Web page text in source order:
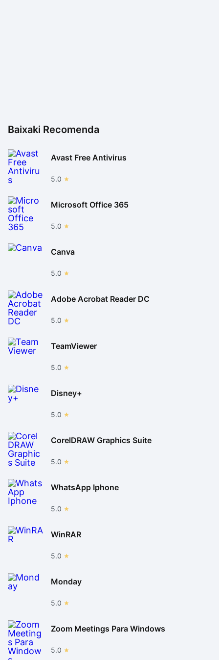
Baixaki Recomenda
Avast Free Antivirus
5.0
Microsoft Office 365
5.0
Canva
5.0
Adobe Acrobat Reader DC
5.0
TeamViewer
5.0
Disney+
5.0
CorelDRAW Graphics Suite
5.0
WhatsApp Iphone
5.0
WinRAR
5.0
Monday
5.0
Zoom Meetings Para Windows
5.0